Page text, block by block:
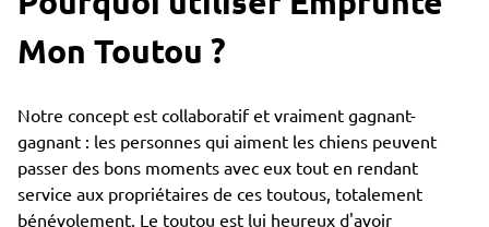
Mon Toutou ?
Notre concept est collaboratif et vraiment gagnant-
gagnant : les personnes qui aiment les chiens peuvent
passer des bons moments avec eux tout en rendant
service aux propriétaires de ces toutous, totalement
bénévolement. Le toutou est lui heureux d'avoir